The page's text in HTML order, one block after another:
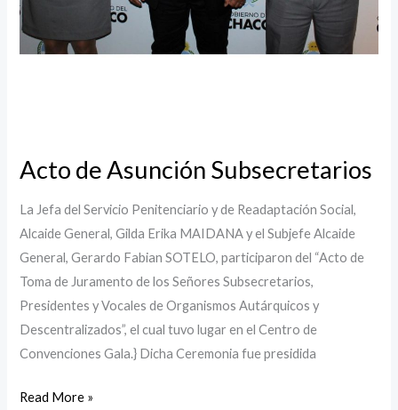
Acto de Asunción Subsecretarios
La Jefa del Servicio Penitenciario y de Readaptación Social,
Alcaide General, Gilda Erika MAIDANA y el Subjefe Alcaide
General, Gerardo Fabian SOTELO, participaron del “Acto de
Toma de Juramento de los Señores Subsecretarios,
Presidentes y Vocales de Organismos Autárquicos y
Descentralizados”, el cual tuvo lugar en el Centro de
Convenciones Gala.} Dicha Ceremonia fue presidida
Read More »